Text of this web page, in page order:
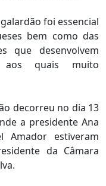
foi essencial
bem como das
que desenvolvem
quais muito
decorreu no dia 13
a presidente Ana
Amador estiveram
da Câmara